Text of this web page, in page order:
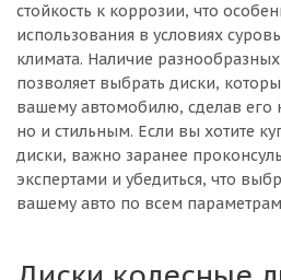
стойкость к коррозии, что
использования в условиях
климата. Наличие
позволяет выбрать диски,
вашему автомобилю, сделав его
но и стильным. Если вы хотите
диски, важно заранее
экспертами и убедиться, что
вашему авто по всем